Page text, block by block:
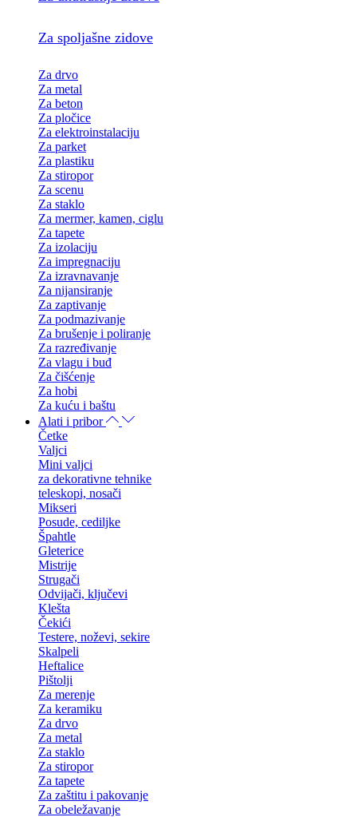
Za spoljašne zidove
Za drvo
Za metal
Za beton
Za pločice
Za elektroinstalaciju
Za parket
Za plastiku
Za stiropor
Za scenu
Za staklo
Za mermer, kamen, ciglu
Za tapete
Za izolaciju
Za impregnaciju
Za izravnavanje
Za nijansiranje
Za zaptivanje
Za podmazivanje
Za brušenje i poliranje
Za razređivanje
Za vlagu i buđ
Za čišćenje
Za hobi
Za kuću i baštu
Alati i pribor
Četke
Valjci
Mini valjci
za dekorativne tehnike
teleskopi, nosači
Mikseri
Posude, cediljke
Špahtle
Gleterice
Mistrije
Strugači
Odvijači, ključevi
Klešta
Čekići
Testere, noževi, sekire
Skalpeli
Heftalice
Pištolji
Za merenje
Za keramiku
Za drvo
Za metal
Za staklo
Za stiropor
Za tapete
Za zaštitu i pakovanje
Za obeležavanje